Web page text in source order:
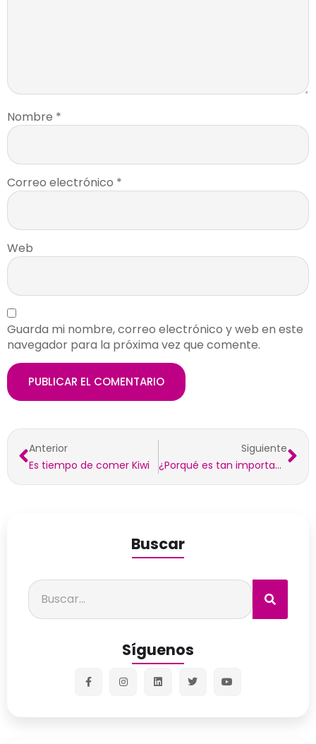
Nombre *
Correo electrónico *
Web
Guarda mi nombre, correo electrónico y web en este
navegador para la próxima vez que comente.
Anterior
Es tiempo de comer Kiwi
Siguiente
¿Porqué es tan importante la Vitamina C?
Buscar
Síguenos